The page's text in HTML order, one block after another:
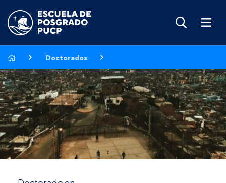
Doctorados